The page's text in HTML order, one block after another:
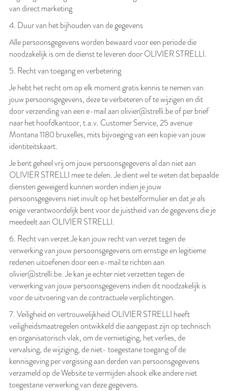
van direct marketing
4. Duur van het bijhouden van de gegevens
Alle persoonsgegevens worden bewaard voor een periode die
noodzakelijk is om de dienst te leveren door OLIVIER STRELLI.
5. Recht van toegang en verbetering
Je hebt het recht om op elk moment gratis kennis te nemen van
jouw persoonsgegevens, deze te verbeteren of te wijzigen en dit
door verzending van een e-mail aan olivier@strelli.be of per brief
naar het hoofdkantoor, t.a.v. Customer Service, 25 avenue
Montana 1180 bruxelles, mits bijvoeging van een kopie van jouw
identiteitskaart.
Je bent geheel vrij om jouw persoonsgegevens al dan niet aan
OLIVIER STRELLI mee te delen. Je dient wel te weten dat bepaalde
diensten geweigerd kunnen worden indien je jouw
persoonsgegevens niet invult op het bestelformulier en dat je als
enige verantwoordelijk bent voor de juistheid van de gegevens die je
meedeelt aan OLIVIER STRELLI.
6. Recht van verzet Je kan jouw recht van verzet tegen de
verwerking van jouw persoonsgegevens om ernstige en legitieme
redenen uitoefenen door een e-mail te richten aan
olivier@strelli.be. Je kan je echter niet verzetten tegen de
verwerking van jouw persoonsgegevens indien dit noodzakelijk is
voor de uitvoering van de contractuele verplichtingen.
7. Veiligheid en vertrouwelijkheid OLIVIER STRELLI heeft
veiligheidsmaatregelen ontwikkeld die aangepast zijn op technisch
en organisatorisch vlak, om de vernietiging, het verlies, de
vervalsing, de wijziging, de niet- toegestane toegang of de
kennisgeving per vergissing aan derden van persoonsgegevens
verzameld op de Website te vermijden alsook elke andere niet
toegestane verwerking van deze gegevens.